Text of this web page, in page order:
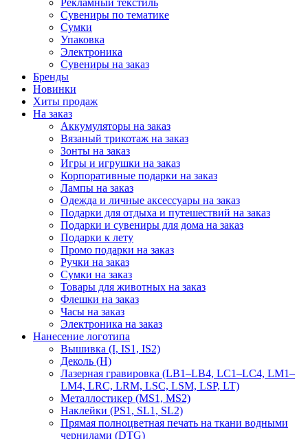
Рекламный текстиль
Сувениры по тематике
Сумки
Упаковка
Электроника
Сувениры на заказ
Бренды
Новинки
Хиты продаж
На заказ
Аккумуляторы на заказ
Вязаный трикотаж на заказ
Зонты на заказ
Игры и игрушки на заказ
Корпоративные подарки на заказ
Лампы на заказ
Одежда и личные аксессуары на заказ
Подарки для отдыха и путешествий на заказ
Подарки и сувениры для дома на заказ
Подарки к лету
Промо подарки на заказ
Ручки на заказ
Сумки на заказ
Товары для животных на заказ
Флешки на заказ
Часы на заказ
Электроника на заказ
Нанесение логотипа
Вышивка (I, IS1, IS2)
Деколь (H)
Лазерная гравировка (LB1–LB4, LC1–LC4, LM1–
LM4, LRC, LRM, LSC, LSM, LSP, LT)
Металлостикер (MS1, MS2)
Наклейки (PS1, SL1, SL2)
Прямая полноцветная печать на ткани водными
чернилами (DTG)